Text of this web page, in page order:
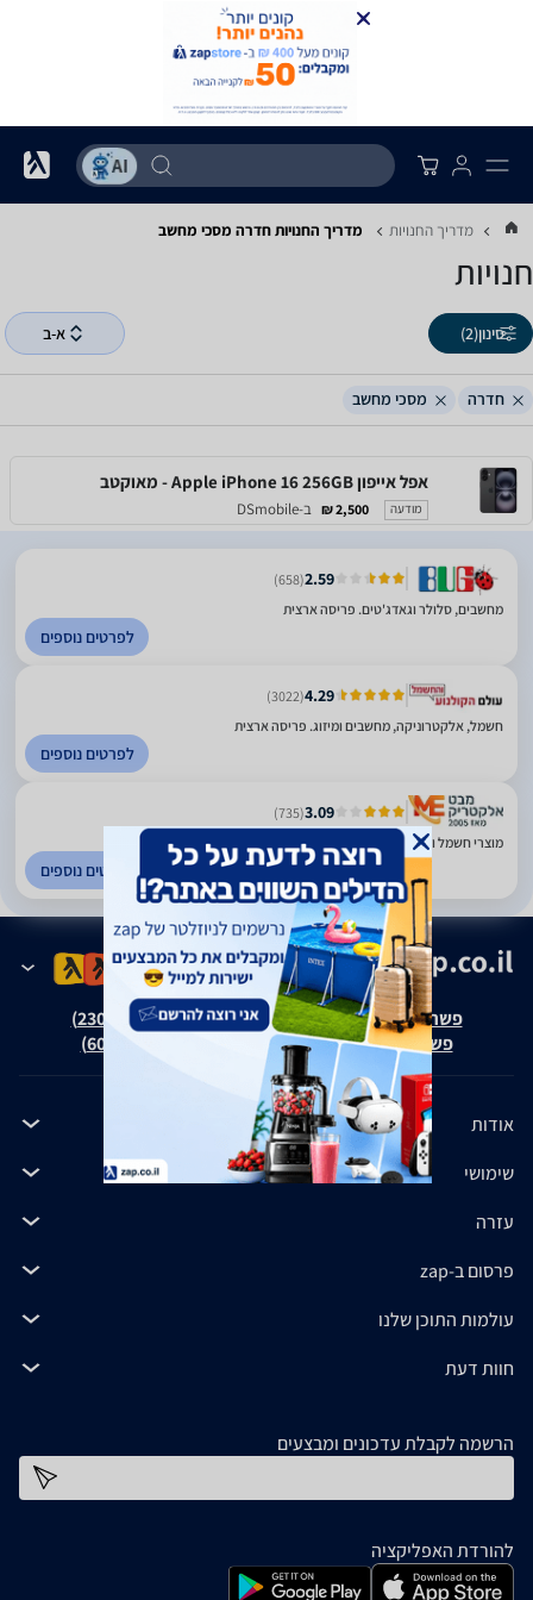
מדריך החנויות מדריך החנויות ‏חדרה ‏מסכי מחשב
חנויות
סינון(2) א-ב
חדרה מסכי מחשב
אפל אייפון Apple iPhone 16 256GB - מאוקטב
מודעה 2,500 ₪ ב-DSmobile
2.59
(658)
מחשבים, סלולר וגאדג'טים. פריסה ארצית
לפרטים נוספים
4.29
(3022)
חשמל, אלקטרוניקה, מחשבים ומיזוג. פריסה ארצית
לפרטים נוספים
3.09
(735)
מוצרי חשמל ואלקטרוניקה. כל הארץ
לפרטים נוספים
פשרה בת"צ אבנצ'יק נ' זאפ גרופ (ת"צ 23008-08-20)
פשרה בת"צ כהנים נ' זאפ גרופ (ת"צ 60371-12-19)
אודות
שימושי
עזרה
פרסום ב-zap
עולמות התוכן שלנו
חוות דעת
הרשמה לקבלת עדכונים ומבצעים
להורדת האפליקציה